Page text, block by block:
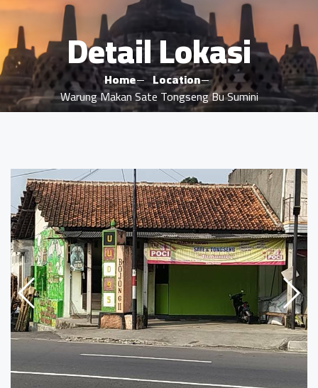
Detail Lokasi
Home
Location
Warung Makan Sate Tongseng Bu Sumini